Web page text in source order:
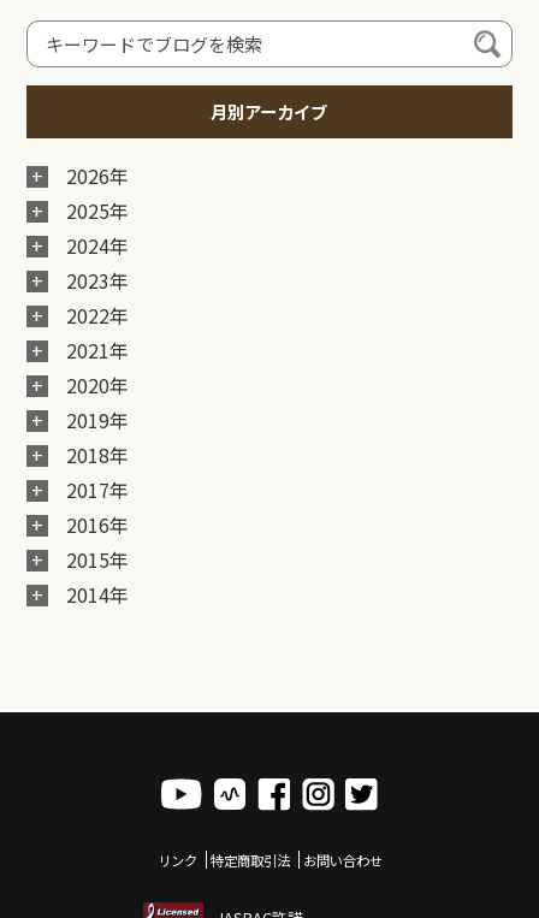
月別アーカイブ
2026年
2025年
2024年
2023年
2022年
2021年
2020年
2019年
2018年
2017年
2016年
2015年
2014年
リンク 特定商取引法 お問い合わせ